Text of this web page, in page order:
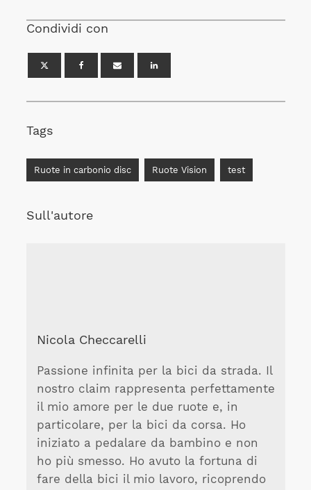
Condividi con
Tags
Ruote in carbonio disc Ruote Vision test
Sull'autore
Nicola Checcarelli
Passione infinita per la bici da strada. Il
nostro claim rappresenta perfettamente
il mio amore per le due ruote e, in
particolare, per la bici da corsa. Ho
iniziato a pedalare da bambino e non
ho più smesso. Ho avuto la fortuna di
fare della bici il mio lavoro, ricoprendo